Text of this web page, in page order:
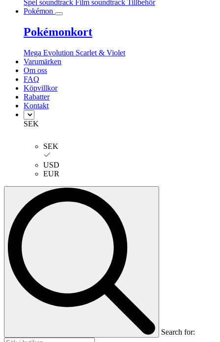
Spel soundtrack Film soundtrack Tillbehör
Pokémon
Pokémonkort
Mega Evolution Scarlet & Violet
Varumärken
Om oss
FAQ
Köpvillkor
Rabatter
Kontakt
SEK
SEK
USD
EUR
Search for: